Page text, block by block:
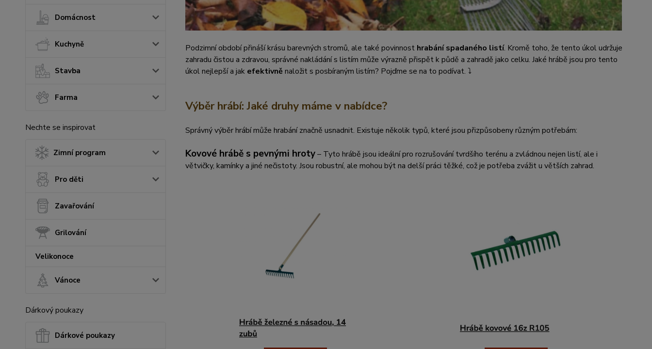
Domácnost
Kuchyně
Stavba
Farma
Nechte se inspirovat
Zimní program
Pro děti
Zavařování
Grilování
Velikonoce
Vánoce
Dárkový poukazy
Dárkové poukazy
Podzimní období přináší krásu barevných stromů, ale také povinnost hrabání spadaného listí. Kromě toho, že tento úkol udržuje
zahradu čistou a zdravou, správné nakládání s listím může výrazně přispět k půdě a zahradě jako celku. Jaké hrábě jsou pro tento
úkol nejlepší a jak efektivně naložit s posbíraným listím? Pojďme se na to podívat. ⤵️
Výběr hrábí: Jaké druhy máme v nabídce?
Správný výběr hrábí může hrabání značně usnadnit. Existuje několik typů, které jsou přizpůsobeny různým potřebám:
Kovové hrábě s pevnými hroty– Tyto hrábě jsou ideální pro rozrušování tvrdšího terénu a zvládnou nejen listí, ale i
větvičky, kamínky a jiné nečistoty. Jsou robustní, ale mohou být na delší práci těžké, což je potřeba zvážit u větších zahrad.